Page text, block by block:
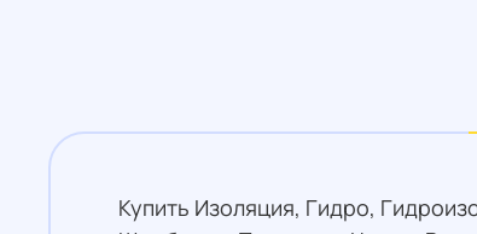
Купить Изоляция, Гидро,